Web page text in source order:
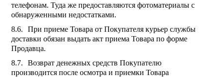
телефонам. Туда же предоставляются фотоматериалы с
обнаруженными недостатками.
При приеме Товара от Покупателя курьер службы
доставки обязан выдать акт приема Товара по форме
Продавца.
Возврат денежных средств Покупателю
производится после осмотра и приемки Товара